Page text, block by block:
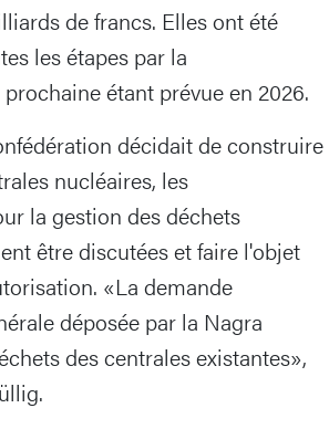
de francs. Elles ont été
les étapes par la
étant prévue en 2026.
décidait de construire
nucléaires, les
la gestion des déchets
être discutées et faire l'objet
«La demande
déposée par la Nagra
des centrales existantes»,